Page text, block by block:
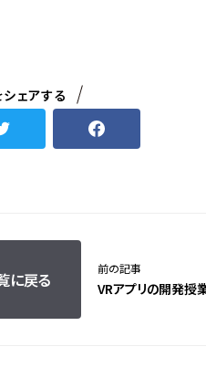
ェアする
に戻る
前の記事
VRアプリの開発授